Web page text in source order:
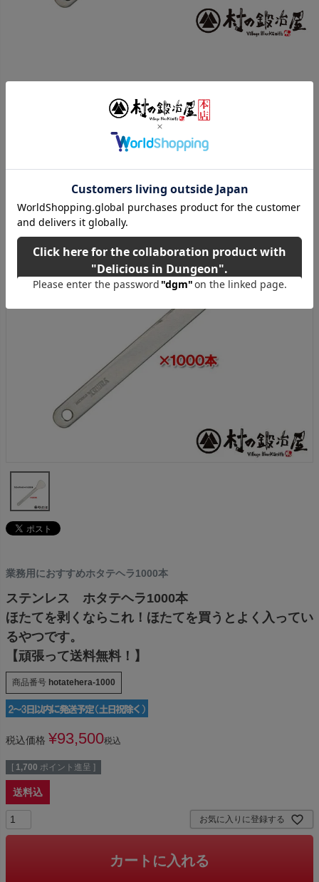
ご購入はこちら！
業務用におすすめホタテヘラ1000本
ステンレス ホタテヘラ1000本
ほたてを剥くならこれ！ほたてを買うとよく入ってい
るやつです。
【頑張って送料無料！】
商品番号 hotatehera-1000
税込価格 ¥93,500税込
[ 1,700 ポイント進呈 ]
送料込
お気に入りに登録する
カートに入れる